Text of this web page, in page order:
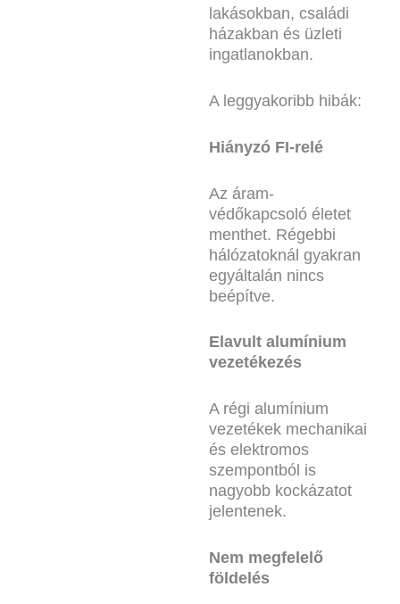
lakásokban, családi
házakban és üzleti
ingatlanokban.
A leggyakoribb hibák:
Hiányzó FI-relé
Az áram-
védőkapcsoló életet
menthet. Régebbi
hálózatoknál gyakran
egyáltalán nincs
beépítve.
Elavult alumínium
vezetékezés
A régi alumínium
vezetékek mechanikai
és elektromos
szempontból is
nagyobb kockázatot
jelentenek.
Nem megfelelő
földelés